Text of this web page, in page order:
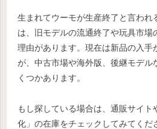
生まれてウーモが生産終了と言われ
は、旧モデルの流通終了や玩具市場
理由があります。現在は新品の入手
が、中古市場や海外版、後継モデル
くつかあります。
もし探している場合は、通販サイト
化」の在庫をチェックしてみてくだ